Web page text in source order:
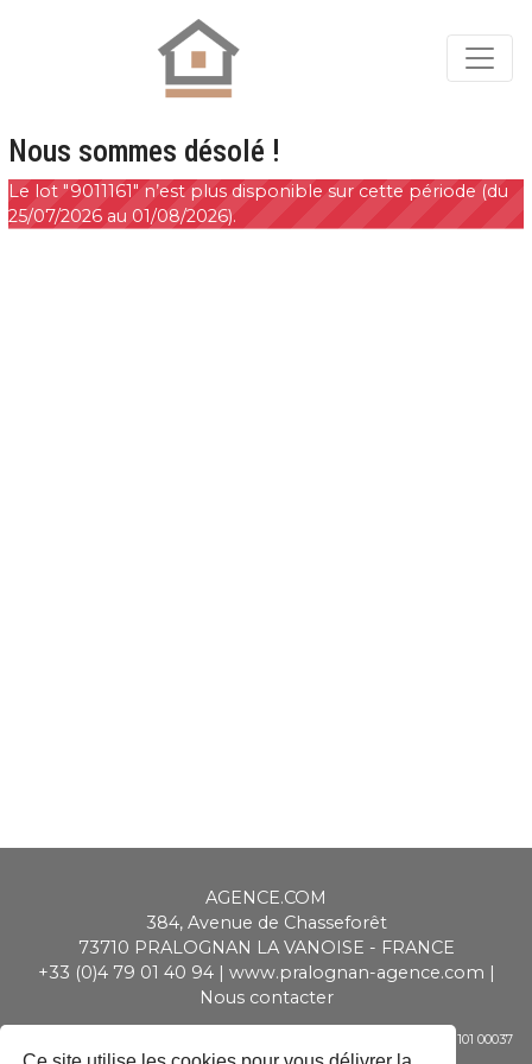
Nous sommes désolé !
Le lot "9011161" n’est plus disponible sur cette période (du
25/07/2026 au 01/08/2026).
AGENCE.COM
384, Avenue de Chasseforêt
73710 PRALOGNAN LA VANOISE - FRANCE
+33 (0)4 79 01 40 94| www.pralognan-agence.com
Nous contacter
SAS ALPIMMO au capital de 20 000 € - RCS Chambéry - Siret 448 947 101 00037
- APE 6831 Z - TVA CEE : FR 01 448 947 101